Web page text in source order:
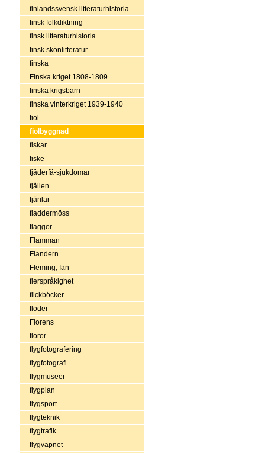
finlandssvensk litteraturhistoria
finsk folkdiktning
finsk litteraturhistoria
finsk skönlitteratur
finska
Finska kriget 1808-1809
finska krigsbarn
finska vinterkriget 1939-1940
fiol
fiolbyggnad
fiskar
fiske
fjäderfä-sjukdomar
fjällen
fjärilar
fladdermöss
flaggor
Flamman
Flandern
Fleming, Ian
flerspråkighet
flickböcker
floder
Florens
floror
flygfotografering
flygfotografi
flygmuseer
flygplan
flygsport
flygteknik
flygtrafik
flygvapnet